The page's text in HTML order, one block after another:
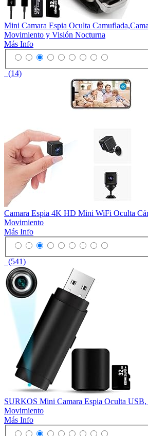
Mini Camara Espia Oculta
Movimiento y Visión Nocturna
Más Info
(14)
Camara Espia 4K HD Mini WiFi Oculta
Movimiento
Más Info
(541)
SURKOS Mini Camara Espia Oculta
Movimiento
Más Info